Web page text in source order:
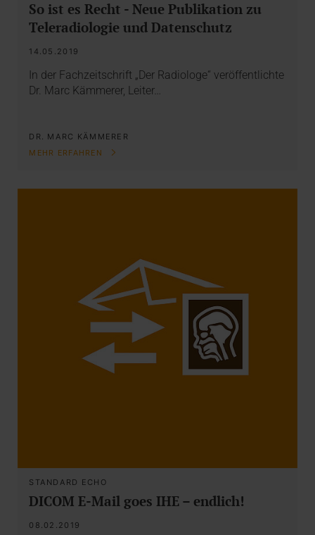
So ist es Recht - Neue Publikation zu
Teleradiologie und Datenschutz
14.05.2019
In der Fachzeitschrift „Der Radiologe“ veröffentlichte
Dr. Marc Kämmerer, Leiter…
DR. MARC KÄMMERER
MEHR ERFAHREN
STANDARD ECHO
DICOM E-Mail goes IHE – endlich!
08.02.2019